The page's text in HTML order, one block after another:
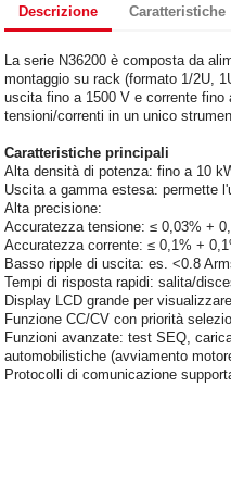
Descrizione Caratteristiche
La serie N36200 è composta da
montaggio su rack (formato 1/2U,
uscita fino a 1500 V e corrente fino
tensioni/correnti in un unico
Caratteristiche principali
Alta densità di potenza: fino a 10
Uscita a gamma estesa: permette
Alta precisione:
Accuratezza tensione: ≤ 0,03% +
Accuratezza corrente: ≤ 0,1% +
Basso ripple di uscita: es. <0.8
Tempi di risposta rapidi: salita/
Display LCD grande per
Funzione CC/CV con priorità
Funzioni avanzate: test SEQ,
automobilistiche (avviamento
Protocolli di comunicazione